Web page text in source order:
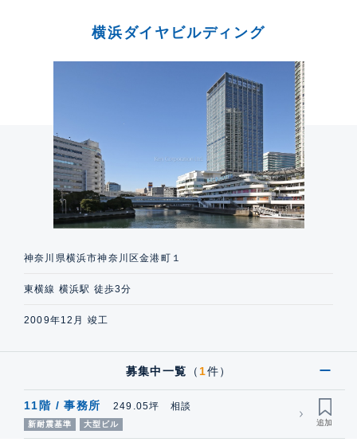
横浜ダイヤビルディング
神奈川県横浜市神奈川区金港町１
東横線 横浜駅 徒歩3分
2009年12月 竣工
募集中一覧 （ 1件）
11階 / 事務所 249.05坪 相談
新耐震基準 大型ビル